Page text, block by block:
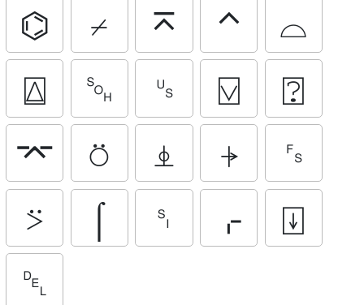
⌬
⌿ ⌅ ⌃
⌓
⍍
␁ ␟ ⍌
⍰
⌤
⍥ ⍎ ⍆
␜
⍩
⌠ ␏ ⌌
⍗
␡